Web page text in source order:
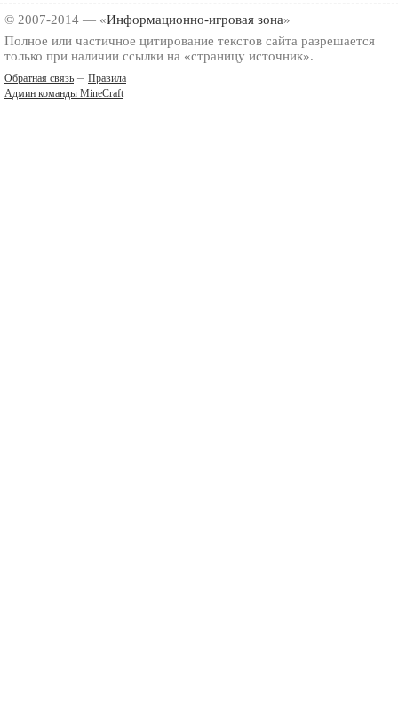
© 2007-2014 — «Информационно-игровая зона»
Полное или частичное цитирование текстов сайта разрешается
только при наличии ссылки на «страницу источник».
Обратная связь – Правила
Админ команды MineCraft